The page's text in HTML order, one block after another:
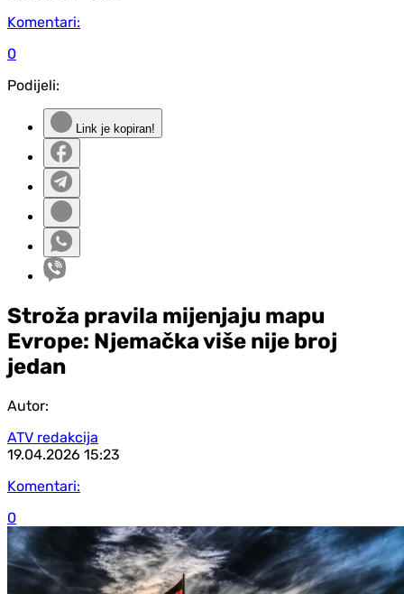
Komentari:
0
Podijeli:
Link je kopiran!
Stroža pravila mijenjaju mapu
Evrope: Njemačka više nije broj
jedan
Autor:
ATV redakcija
19.04.2026 15:23
Komentari:
0